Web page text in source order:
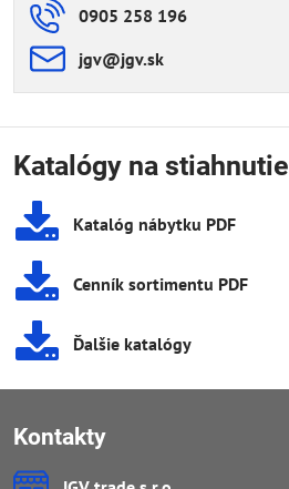
0905 258 196
jgv​@jgv​.sk
Katalógy na stiahnutie
Katalóg nábytku PDF
Cenník sortimentu PDF
Ďalšie katalógy
Kontakty